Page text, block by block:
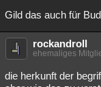
Gild das auch für
rockandroll
ehemaliges
die herkunft der